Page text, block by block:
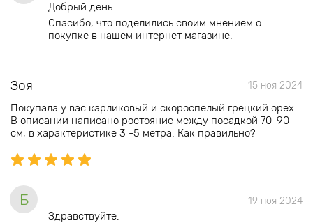
Добрый день.
Спасибо, что поделились своим мнением о
покупке в нашем интернет магазине.
Зоя 15 ноя 2024
Покупала у вас карликовый и скороспелый грецкий орех.
В описании написано ростояние между посадкой 70-90
см, в характеристике 3 -5 метра. Как правильно?
Б 19 ноя 2024
Здравствуйте.